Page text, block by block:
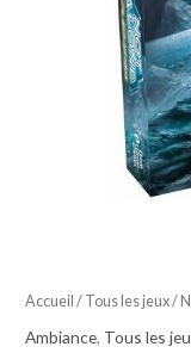
Accueil / Tous les jeux/
Ambiance, Tous les